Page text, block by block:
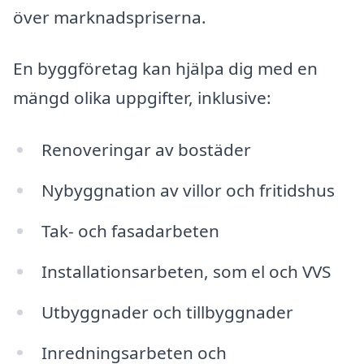
över marknadspriserna.
En byggföretag kan hjälpa dig med en
mängd olika uppgifter, inklusive:
Renoveringar av bostäder
Nybyggnation av villor och fritidshus
Tak- och fasadarbeten
Installationsarbeten, som el och VVS
Utbyggnader och tillbyggnader
Inredningsarbeten och